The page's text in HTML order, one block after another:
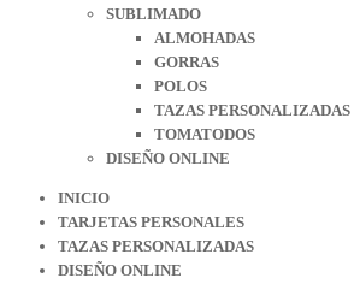
SUBLIMADO
ALMOHADAS
GORRAS
POLOS
TAZAS PERSONALIZADAS
TOMATODOS
DISEÑO ONLINE
INICIO
TARJETAS PERSONALES
TAZAS PERSONALIZADAS
DISEÑO ONLINE